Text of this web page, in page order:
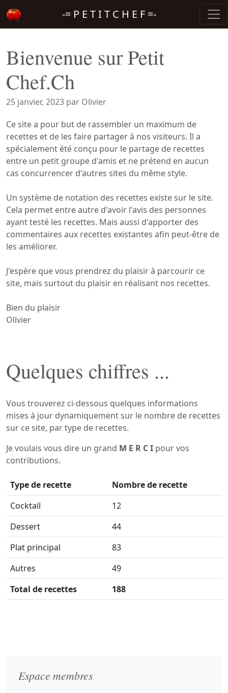
-= P E T I T C H E F =-
Bienvenue sur Petit
Chef.Ch
25 janvier, 2023 par Olivier
Ce site a pour but de rassembler un maximum de
recettes et de les faire partager à nos visiteurs. Il a
spécialement été conçu pour le partage de recettes
entre un petit groupe d'amis et ne prétend en aucun
cas concurrencer d'autres sites du même style.
Un système de notation des recettes existe sur le site.
Cela permet entre autre d'avoir l'avis des personnes
ayant testé les recettes. Mais aussi d'apporter des
commentaires aux recettes existantes afin peut-être de
les améliorer.
J'espère que vous prendrez du plaisir à parcourir ce
site, mais surtout du plaisir en réalisant nos recettes.
Bien du plaisir
Olivier
Quelques chiffres ...
Vous trouverez ci-dessous quelques informations
mises à jour dynamiquement sur le nombre de recettes
sur ce site, par type de recettes.
Je voulais vous dire un grand M E R C I pour vos
contributions.
Type de recette
Nombre de recette
Cocktail
12
Dessert
44
Plat principal
83
Autres
49
Total de recettes
188
Espace membres